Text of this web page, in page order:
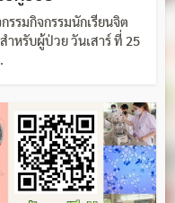
รมกิจกรรมนักเรียนจิต
ำหรับผู้ป่วย วันเสาร์ ที่ 25